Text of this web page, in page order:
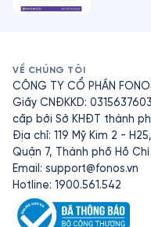
VỀ CHÚNG TÔI
CÔNG TY CỔ PHẦN
Giấy CNĐKKD:
cấp bởi Sở KHĐT thành
Địa chỉ: 119 Mỹ Kim 2 -
Quận 7, Thành phố Hồ
Email: support@fonos.vn
Hotline: 1900.561.542